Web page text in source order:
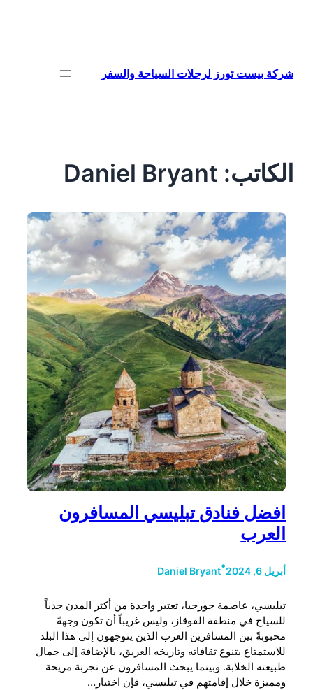
شركة بيست تورز لرحلات السياحة والسفر
الكاتب: Daniel Bryant
افضل فنادق تبليسي المسافرون
العرب
أبريل 6, 2024 •
Daniel Bryant
تبليسي، عاصمة جورجيا، تعتبر واحدة من أكثر المدن جذباً
للسياح في منطقة القوقاز، وليس غريباً أن تكون وجهةً
محبوبةً بين المسافرين العرب الذين يتوجهون إلى هذا البلد
للاستمتاع بتنوع ثقافاته وتاريخه العريق، بالإضافة إلى جمال
طبيعته الخلابة. وبينما يبحث المسافرون عن تجربة مريحة
ومميزة خلال إقامتهم في تبليسي، فإن اختيار…